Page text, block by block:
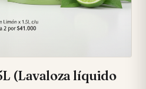
(Lavaloza líquido